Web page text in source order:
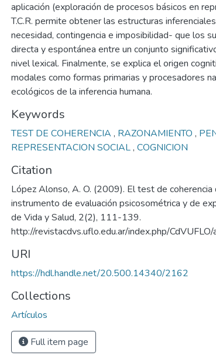
aplicación (exploración de procesos básicos en
T.C.R. permite obtener las estructuras
necesidad, contingencia e imposibilidad- que los
directa y espontánea entre un conjunto
nivel lexical. Finalmente, se explica el origen
modales como formas primarias y procesadores
ecológicos de la inferencia humana.
Keywords
TEST DE COHERENCIA , RAZONAMIENTO ,
REPRESENTACION SOCIAL, COGNICION
Citation
López Alonso, A. O. (2009). El test de coherencia
instrumento de evaluación psicosométrica y de
de Vida y Salud, 2(2), 111-139.
http://revistacdvs.uflo.edu.ar/index.php/
URI
https://hdl.handle.net/20.500.14340/2162
Collections
Artículos
Full item page